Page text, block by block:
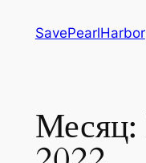
SavePearlHarbor
Месяц: